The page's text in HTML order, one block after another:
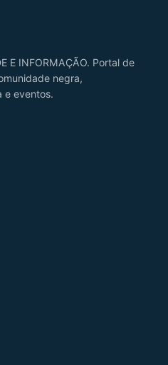
E INFORMAÇÃO. Portal de
negra,
e eventos.